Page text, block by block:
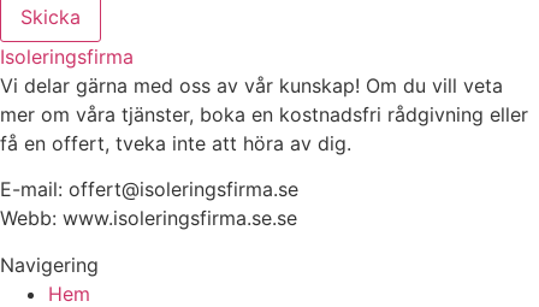
Skicka
Isoleringsfirma
Vi delar gärna med oss av vår kunskap! Om du vill veta
mer om våra tjänster, boka en kostnadsfri rådgivning eller
få en offert, tveka inte att höra av dig.
E-mail: offert@isoleringsfirma.se
Webb: www.isoleringsfirma.se.se
Navigering
Hem